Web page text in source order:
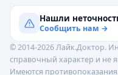
Нашли
Сообщить нам →
© 2014-2026 Лайк.Доктор.
справочный характер и не
Имеются